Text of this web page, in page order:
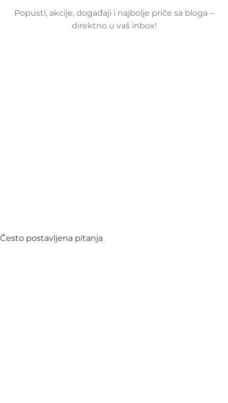
Popusti, akcije, događaji i najbolje priče sa bloga –
direktno u vaš inbox!
Često postavljena pitanja